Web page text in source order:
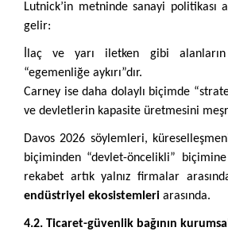
Lutnick’in metninde sanayi politikası
gelir:
İlaç ve yarı iletken gibi
“egemenliğe aykırı”dır.
Carney ise daha dolaylı biçimde
ve devletlerin kapasite üretmesini
Davos 2026 söylemleri,
biçiminden “devlet-öncelikli”
rekabet artık yalnız firmalar
endüstriyel ekosistemleri arasında.
4.2. Ticaret-güvenlik bağının